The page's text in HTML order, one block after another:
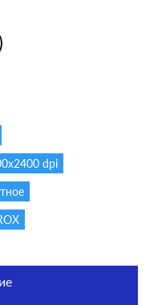
dpi